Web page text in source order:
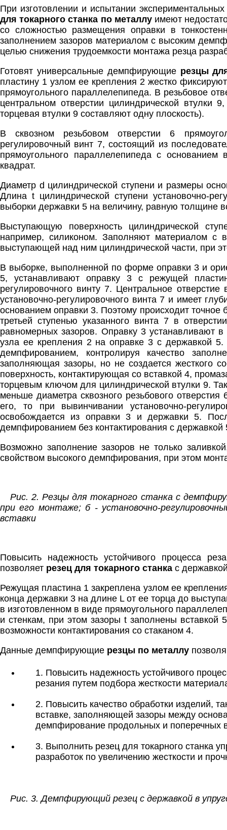
При изготовлении и испытании
для токарного станка по металлуимеют
со сложностью размещения оправки в
заполнением зазоров материалом с высоким
целью снижения трудоемкости монтажа резца
Готовят универсальные демпфирующие резцы
пластину 1 узлом ее крепления 2 жестко
прямоугольного параллелепипеда. В резьбовое
центральном отверстии цилиндрической втулки
торцевая втулки 9 составляют одну плоскость).
В сквозном резьбовом отверстии 6
регулировочный винт 7, состоящий из
прямоугольного параллелепипеда с
квадрат.
Диаметр d цилиндрической ступени и размеры
Длина t цилиндрической ступени установочно-
выборки державки 5 на величину, равную толщине
Выступающую поверхность цилиндрической
например, силиконом. Заполняют материалом с
выступающей над ним цилиндрической части, при
В выборке, выполненной по форме оправки 3 и
5, устанавливают оправку 3 с режущей
регулировочного винту 7. Центральное
установочно-регулировочного винта 7 и имеет
основанием оправки 3. Поэтому происходит точное
третьей ступенью указанного винта 7 в
равномерных зазоров. Оправку 3 устанавливают
узла ее крепления 2 на оправке 3 с державкой
демпфированием, контролируя качество
заполняющая зазоры, но не создается жесткого
поверхность, контактирующая со вставкой 4,
торцевым ключом для цилиндрической втулки 9.
меньше диаметра сквозного резьбового
его, то при вывинчивании установочно-
освобождается из оправки 3 и державки 5.
демпфированием без контактирования с державкой
Возможно заполнение зазоров не только
свойством высокого демпфирования, при этом
Рис. 2. Резцы для токарного станка с
при его монтаже; б - установочно-
вставки
Повысить надежность устойчивого процесса
позволяет резец для токарного станка с
Режущая пластина 1 закреплена узлом ее
конца державки 3 на длине L от ее торца до
в изготовленном в виде прямоугольного
и стенкам, при этом зазоры t заполнены
возможности контактирования со стаканом 4.
Данные демпфирующие резцы по металлу
1. Повысить надежность устойчивого
резания путем подбора жесткости
2. Повысить качество обработки изделий,
вставке, заполняющей зазоры между
демпфирование продольных и поперечных
3. Выполнить резец для токарного станка
разработок по увеличению жесткости и
Рис. 3. Демпфирующий резец с державкой в